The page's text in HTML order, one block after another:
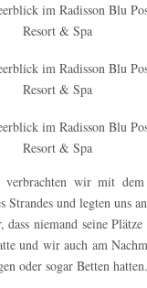
verbrachten wir mit
Strandes und legten uns
niemand seine
und wir auch am
oder sogar Betten hatten.